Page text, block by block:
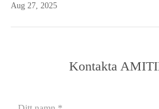
Aug 27, 2025
Kontakta